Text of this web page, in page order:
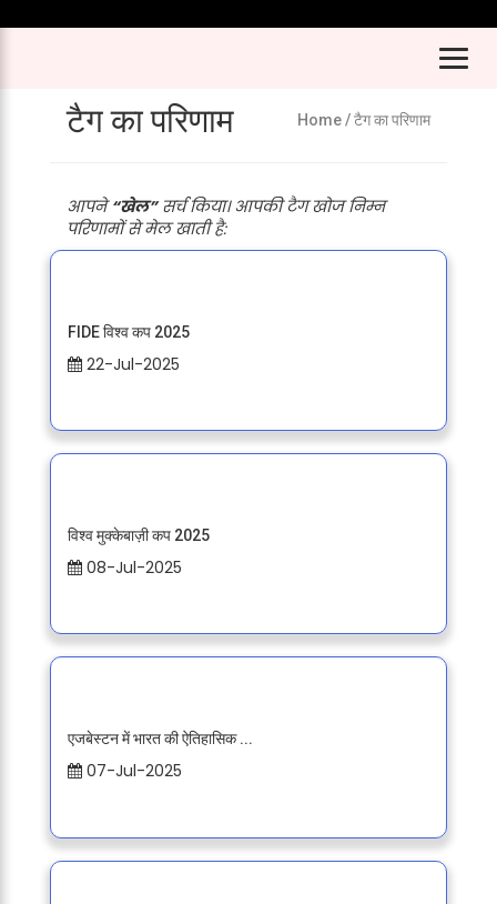
टैग का परिणाम Home/ टैग का परिणाम
आपने“खेल”सर्च किया। आपकी टैग खोज निम्न
परिणामों से मेल खाती है:
FIDE विश्व कप 2025
22-Jul-2025
विश्व मुक्केबाज़ी कप 2025
08-Jul-2025
एजबेस्टन में भारत की ऐतिहासिक ...
07-Jul-2025